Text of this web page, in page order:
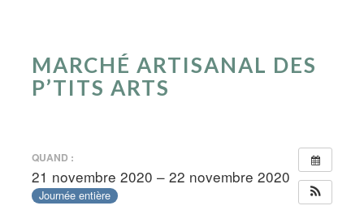
ARTISANAL
DES
P’TITS
MARCHÉ ARTISANAL DES
P’TITS ARTS
QUAND :
21 novembre 2020 – 22 novembre 2020
Journée entière